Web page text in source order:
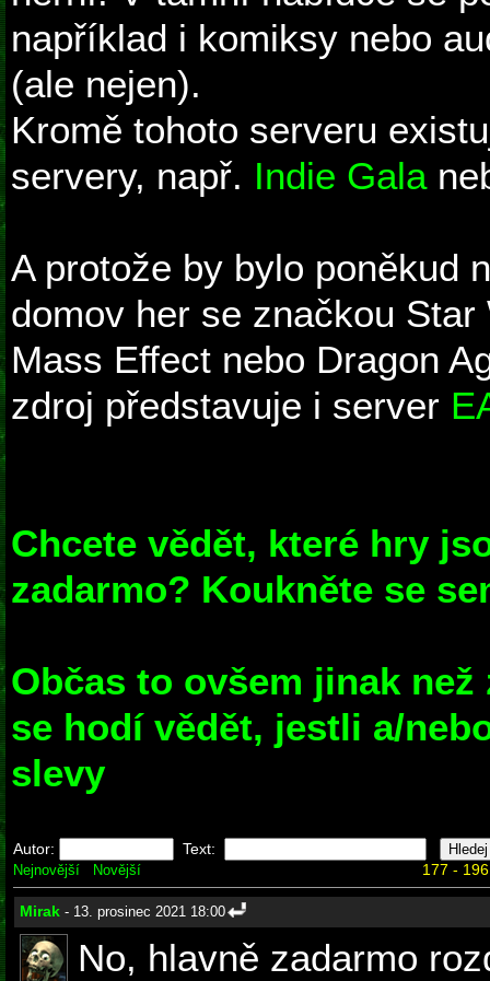
například i komiksy nebo
(ale nejen).
Kromě tohoto serveru
servery, např. Indie Gala
A protože by bylo poněkud
domov her se značkou
Mass Effect nebo Dragon
zdroj představuje i server
Chcete vědět, které hry
zadarmo? Koukněte se
Občas to ovšem jinak než
se hodí vědět, jestli a/
slevy
Autor: Text:
Nejnovější Novější 177 -
Mirak - 13. prosinec 2021 18:00
No, hlavně zadarmo